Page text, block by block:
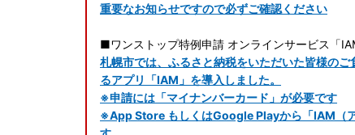
重要なお知らせですので必ずご確認ください
■ワンストップ特例申請 オンラインサービス「
札幌市では、ふるさと納税をいただいた皆様の
るアプリ「IAM」を導入しました。
※申請には「マイナンバーカード」が必要です
※App Store もしくはGoogle Playから「IAM（